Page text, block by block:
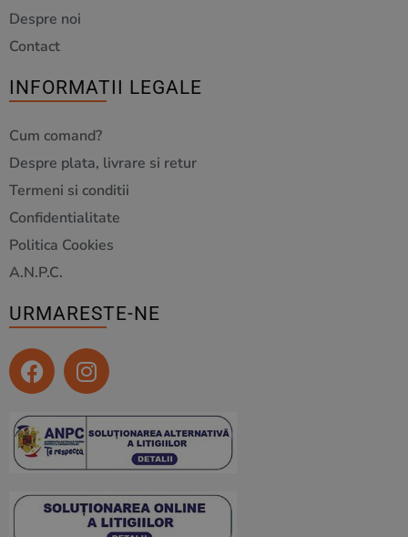
Despre noi
Contact
INFORMATII LEGALE
Cum comand?
Despre plata, livrare si retur
Termeni si conditii
Confidentialitate
Politica Cookies
A.N.P.C.
URMARESTE-NE